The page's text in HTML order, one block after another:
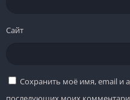
Сайт
Сохранить моё имя, email и